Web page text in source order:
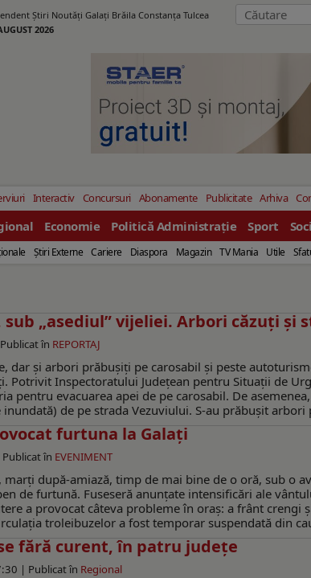
Știri Noutăți Galaţi Brăila Constanţa Tulcea
2026
Interactiv Concursuri Abonamente Publicitate Arhiva
Economie Politică Administrație Sport
Ştiri Externe Cariere Diaspora Magazin TV Mania Utile
sub „asediul” vijeliei. Arbori căzuţi şi
Publicat în REPORTAJ
dar şi arbori prăbuşiţi pe carosabil şi peste
Potrivit Inspectoratului Judeţean pentru Situaţii de
pentru evacuarea apei de pe carosabil. De
de pe strada Vezuviului. S-au prăbuşit
furtuna la Galaţi
Publicat în EVENIMENT
după-amiază, timp de mai bine de o oră, sub o
de furtună. Fuseseră anunţate intensificări ale
a provocat câteva probleme în oraş: a frânt crengi
troleibuzelor a fost temporar suspendată din
fără curent, în patru județe
| Publicat în Regional